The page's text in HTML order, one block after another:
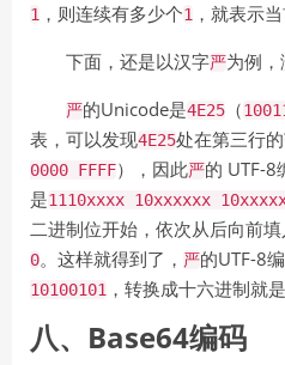
1 ，则连续有多少个1 ，就表示
下面，还是以汉字严为例，
严的Unicode是4E25 （
表，可以发现4E25处在第三行
0000 FFFF），因此严的 UTF-8
是1110xxxx 10xxxxxx
二进制位开始，依次从后向前
0。这样就得到了， 严的UTF-8
10100101 ，转换成十六进制就是
八、Base64编码